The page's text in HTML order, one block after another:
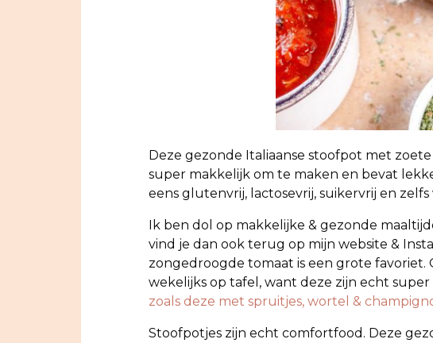
Deze gezonde Italiaanse stoofpot met
super makkelijk om te maken en bevat
eens glutenvrij, lactosevrij, suikervrij en
Ik ben dol op makkelijke & gezonde
vind je dan ook terug op mijn website &
zongedroogde tomaat is een grote favoriet.
wekelijks op tafel, want deze zijn echt
zoals deze met spruitjes, wortel &
Stoofpotjes zijn echt comfortfood. Deze